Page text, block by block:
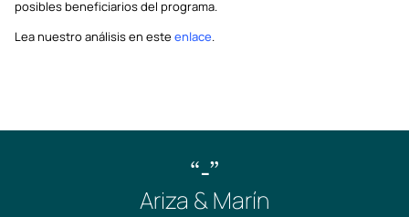
posibles beneficiarios del programa.
Lea nuestro análisis en este enlace.
“-”
Ariza & Marín